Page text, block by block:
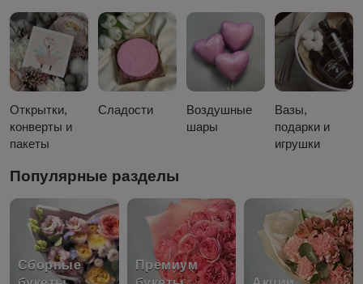
Открытки,
конверты и
пакеты
Сладости
Воздушные
шары
Вазы,
подарки и
игрушки
Популярные разделы
Сборные
Премиум